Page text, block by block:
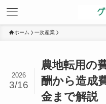
ホーム 一次産業
農地転用の
酬から造成
金まで解説
2026
3/16